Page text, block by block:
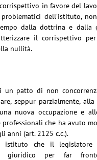
in favore del
dell’istituto,
dalla dottrina e dalla
il corrispettivo
nullità.
un patto di non
seppur parzialmente,
nuova occupazione e
professionali che ha avuto
anni (art. 2125 c.c.).
che il legislatore
giuridico per far